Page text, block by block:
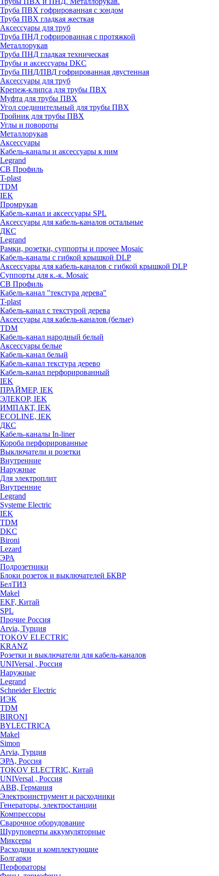
Труба ПВХ гофрированная с зондом
Труба ПВХ гладкая жесткая
Аксессуары для труб
Труба ПНД гофрированная с протяжкой
Металлорукав
Труба ПНД гладкая техническая
Трубы и аксессуары DKC
Труба ПНД/ПВД гофрированная двустенная
Аксессуары для труб
Крепеж-клипса для трубы ПВХ
Муфта для трубы ПВХ
Угол соединительный для трубы ПВХ
Тройник для трубы ПВХ
Углы и повороты
Металлорукав
Аксессуары
Кабель-каналы и аксессуары к ним
Legrand
СВ Профиль
T-plast
TDM
IEK
Промрукав
Кабель-канал и аксессуары SPL
Аксессуары для кабель-каналов остальные
ДКС
Legrand
Рамки, розетки, суппорты и прочее Mosaic
Кабель-каналы с гибкой крышкой DLP
Аксессуары для кабель-каналов с гибкой крышкой DLP
Суппорты для к.-к. Mosaic
СВ Профиль
Кабель-канал "текстура дерева"
T-plast
Кабель-канал с текстурой дерева
Аксессуары для кабель-каналов (белые)
TDM
Кабель-канал народный белый
Аксессуары белые
Кабель-канал белый
Кабель-канал текстура дерево
Кабель-канал перфорированный
IEK
ПРАЙМЕР, IEK
ЭЛЕКОР, IEK
ИМПАКТ, IEK
ECOLINE, IEK
ДКС
Кабель-каналы In-liner
Короба перфорированные
Выключатели и розетки
Внутренние
Наружные
Для электроплит
Внутренние
Legrand
Systeme Electric
IEK
TDM
DKC
Bironi
Lezard
ЭРА
Подрозетники
Блоки розеток и выключателей БКВР
БелТИЗ
Makel
EKF, Китай
SPL
Прочие Россия
Arvia, Турция
TOKOV ELECTRIC
KRANZ
Розетки и выключатели для кабель-каналов
UNIVersal , Россия
Наружные
Legrand
Schneider Electric
ИЭК
TDM
BIRONI
BYLECTRICA
Makel
Simon
Arvia, Турция
ЭРА, Россия
TOKOV ELECTRIC, Китай
UNIVersal , Россия
ABB, Германия
Электроинструмент и расходники
Генераторы, электростанции
Компрессоры
Сварочное оборудование
Шуруповерты аккумуляторные
Миксеры
Расходики и комплектующие
Болгарки
Перфораторы